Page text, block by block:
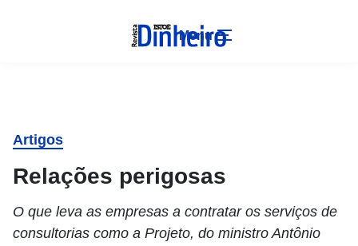
Menu
Artigos
Relações perigosas
O que leva as empresas a contratar os serviços de
consultorias como a Projeto, do ministro Antônio